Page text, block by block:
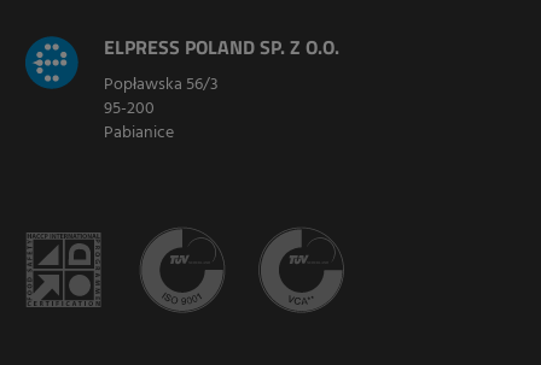
ELPRESS POLAND SP. Z O.O.
Popławska 56/3
95-200
Pabianice